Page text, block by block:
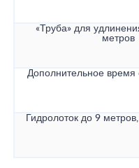
«Труба» для
метров
Дополнительное
Гидролоток до 9